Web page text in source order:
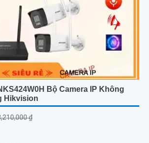
Bộ Camera IP Không
Hikvision
₫